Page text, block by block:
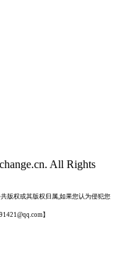
All Rights
版权或其版权归属,如果您认为侵犯您
】